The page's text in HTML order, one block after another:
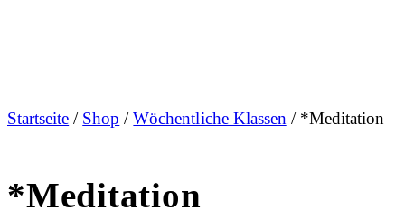
Startseite / Shop /Wöchentliche Klassen/ *Meditation
*Meditation